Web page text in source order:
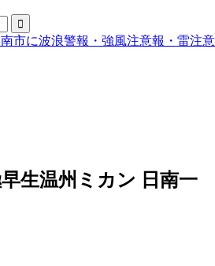
南市に波浪警報・強風注意報・雷注意
早生温州ミカン 日南一